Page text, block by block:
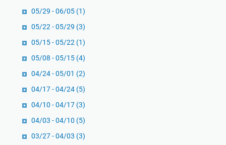
05/29 - 06/05 (1)
05/22 - 05/29 (3)
05/15 - 05/22 (1)
05/08 - 05/15 (4)
04/24 - 05/01 (2)
04/17 - 04/24 (5)
04/10 - 04/17 (3)
04/03 - 04/10 (5)
03/27 - 04/03 (3)